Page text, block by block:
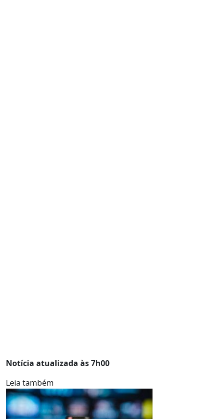
Notícia atualizada às 7h00
Leia também